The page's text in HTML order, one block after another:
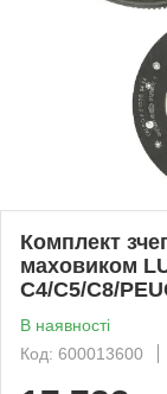
Комплект
маховиком
C4/C5/C8/
В наявності
Код: 600013600